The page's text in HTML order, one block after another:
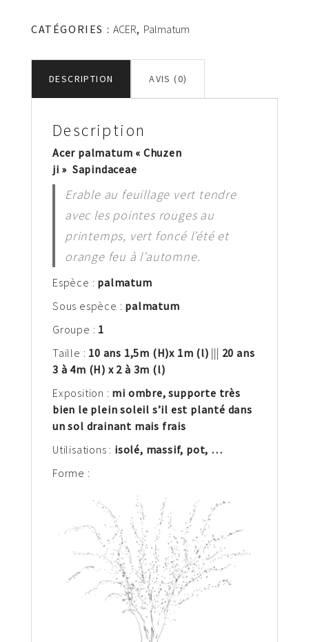
CATÉGORIES : ACER, Palmatum
DESCRIPTION AVIS (0)
Description
Acer palmatum « Chuzen
ji » Sapindaceae
Erable au feuillage vert tendre
avec les pointes rouges au
printemps, vert foncé l’été et
orange feu à l’automne.
Espèce : palmatum
Sous espèce : palmatum
Groupe : 1
Taille : 10 ans 1,5m (H)x 1m (l) ||| 20 ans
3 à 4m (H) x 2 à 3m (l)
Exposition : mi ombre, supporte très
bien le plein soleil s’il est planté dans
un sol drainant mais frais
Utilisations : isolé, massif, pot, …
Forme :